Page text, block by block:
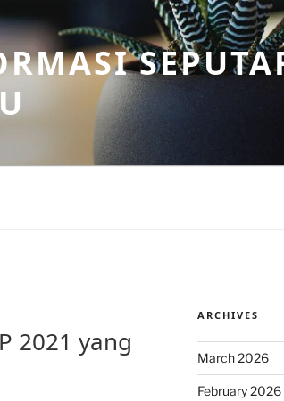
2021 yang
ARCHIVES
March 2026
February 2026